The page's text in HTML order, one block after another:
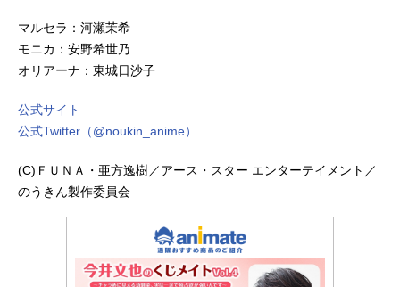
マルセラ：河瀬茉希
モニカ：安野希世乃
オリアーナ：東城日沙子
公式サイト
公式Twitter（@noukin_anime）
(C)ＦＵＮＡ・亜方逸樹／アース・スター エンターテイメント／
のうきん製作委員会